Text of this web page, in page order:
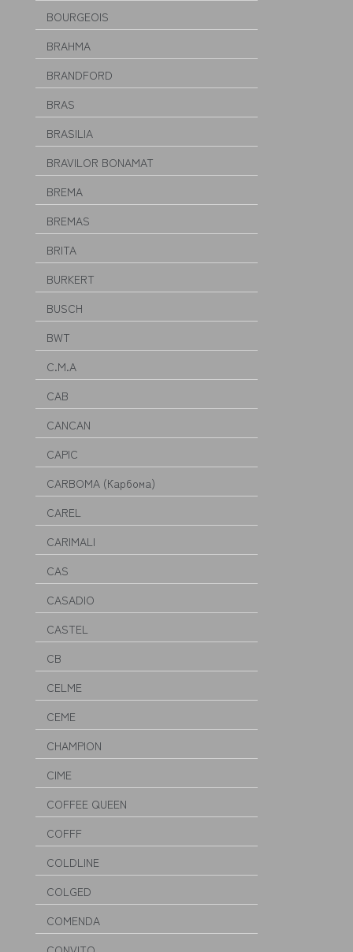
BOURGEOIS
BRAHMA
BRANDFORD
BRAS
BRASILIA
BRAVILOR BONAMAT
BREMA
BREMAS
BRITA
BURKERT
BUSCH
BWT
C.M.A
CAB
CANCAN
CAPIC
CARBOMA (Карбома)
CAREL
CARIMALI
CAS
CASADIO
CASTEL
CB
CELME
CEME
CHAMPION
CIME
COFFEE QUEEN
COFFF
COLDLINE
COLGED
COMENDA